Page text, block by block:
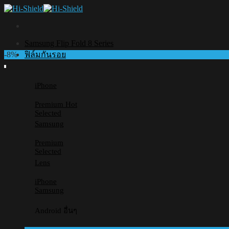
Skip
Samsung Flip Fold 8 Series
ฟิล์มกันรอย
iPhone
Premium
Selected
Samsung
Premium
Selected
Lens
iPhone
Samsung
Android อื่นๆ
-8%